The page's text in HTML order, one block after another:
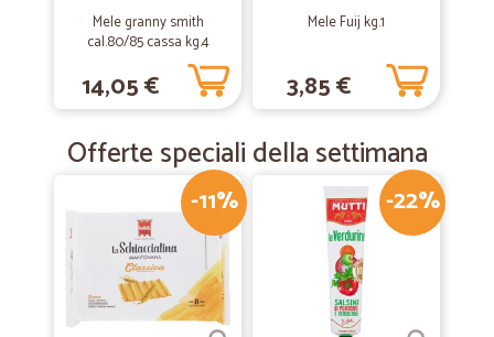
Ottimo servizio
02/07/2019
— Silvia B.
Gentilezza e professionalità
Mele granny smith
cal.80/85 cassa kg.4
14,05 €
Mele Fuij kg.1
3,85 €
Offerte speciali della settimana
-11% -22%